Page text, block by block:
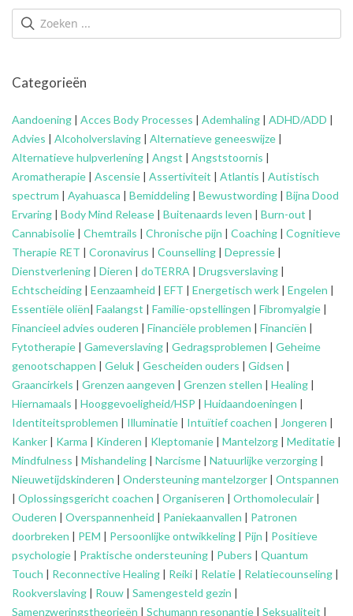
Categorieën
Aandoening | Acces Body Processes | Ademhaling | ADHD/ADD |
Advies | Alcoholverslaving | Alternatieve geneeswijze |
Alternatieve hulpverlening | Angst | Angststoornis |
Aromatherapie | Ascensie | Assertiviteit | Atlantis | Autistisch
spectrum | Ayahuasca | Bemiddeling | Bewustwording | Bijna Dood
Ervaring | Body Mind Release | Buitenaards leven | Burn-out |
Cannabisolie | Chemtrails | Chronische pijn | Coaching | Cognitieve
Therapie RET | Coronavirus | Counselling | Depressie |
Dienstverlening | Dieren | doTERRA | Drugsverslaving |
Echtscheiding | Eenzaamheid | EFT | Energetisch werk | Engelen |
Essentiële oliën| Faalangst | Familie-opstellingen | Fibromyalgie |
Financieel advies ouderen | Financiële problemen | Financiën |
Fytotherapie | Gameverslaving | Gedragsproblemen | Geheime
genootschappen | Geluk | Gescheiden ouders | Gidsen |
Graancirkels | Grenzen aangeven | Grenzen stellen | Healing |
Hiernamaals | Hooggevoeligheid/HSP | Huidaandoeningen |
Identiteitsproblemen | Illuminatie | Intuïtief coachen | Jongeren |
Kanker | Karma | Kinderen | Kleptomanie | Mantelzorg | Meditatie |
Mindfulness | Mishandeling | Narcisme | Natuurlijke verzorging |
Nieuwetijdskinderen | Ondersteuningmantelzorger | Ontspannen
| Oplossingsgericht coachen | Organiseren | Orthomoleculair |
Ouderen | Overspannenheid | Paniekaanvallen | Patronen
doorbreken | PEM | Persoonlijke ontwikkeling | Pijn | Positieve
psychologie | Praktische ondersteuning | Pubers | Quantum
Touch | Reconnective Healing | Reiki | Relatie | Relatiecounseling |
Rookverslaving | Rouw | Samengesteld gezin |
Samenzweringstheorieën | Schumann resonantie | Seksualiteit |